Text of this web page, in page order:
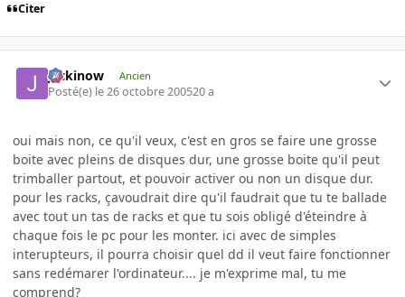
Citer
jackinow Ancien
Posté(e) le 26 octobre 200520 a
oui mais non, ce qu'il veux, c'est en gros se faire une grosse
boite avec pleins de disques dur, une grosse boite qu'il peut
trimballer partout, et pouvoir activer ou non un disque dur.
pour les racks, çavoudrait dire qu'il faudrait que tu te ballade
avec tout un tas de racks et que tu sois obligé d'éteindre à
chaque fois le pc pour les monter. ici avec de simples
interupteurs, il pourra choisir quel dd il veut faire fonctionner
sans redémarer l'ordinateur.... je m'exprime mal, tu me
comprend?